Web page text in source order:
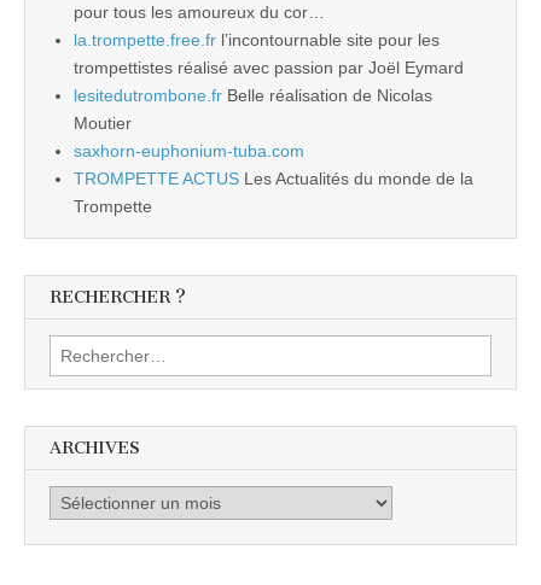
pour tous les amoureux du cor…
la.trompette.free.fr l’incontournable site pour les
trompettistes réalisé avec passion par Joël Eymard
lesitedutrombone.fr Belle réalisation de Nicolas
Moutier
saxhorn-euphonium-tuba.com
TROMPETTE ACTUS Les Actualités du monde de la
Trompette
RECHERCHER ?
Rechercher :
ARCHIVES
Archives